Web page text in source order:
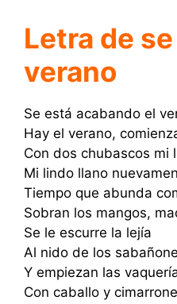
Letra de
verano
Se está acabando el
Hay el verano,
Con dos chubascos mi
Mi lindo llano
Tiempo que abunda
Sobran los mangos,
Se le escurre la lejía
Al nido de los
Y empiezan las
Con caballo y